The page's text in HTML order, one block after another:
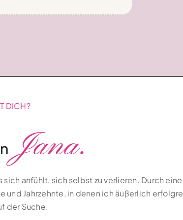
DICH?
Jana.
sich anfühlt, sich selbst zu verlieren. Durch
und Jahrzehnte, in denen ich äußerlich
der Suche.